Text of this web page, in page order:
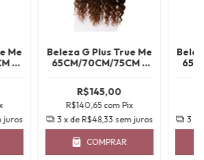
Me
-
juros
Beleza G Plus True Me
65CM/70CM/75CM -
R$145,00
R$140,65 com Pix
3 x de R$48,33 sem juros
COMPRAR
3